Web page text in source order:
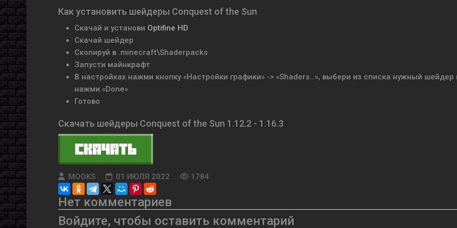
Как установить шейдеры Conquest of the Sun
Скачай и установи Optifine HD
Скачай шейдер
Скопируй в .minecraft\Shaderpacks
Запусти майнкрафт
В настройках нажми кнопку «Настройки графики» -> «Shaders…», выбери из списка нужный шейдер
нажми «Done»
Готово
Скачать шейдеры Conquest of the Sun 1.12.2 - 1.16.3
MOOKS 01 ИЮЛЯ 2022 1784
Нет комментариев
Войдите, чтобы оставить комментарий